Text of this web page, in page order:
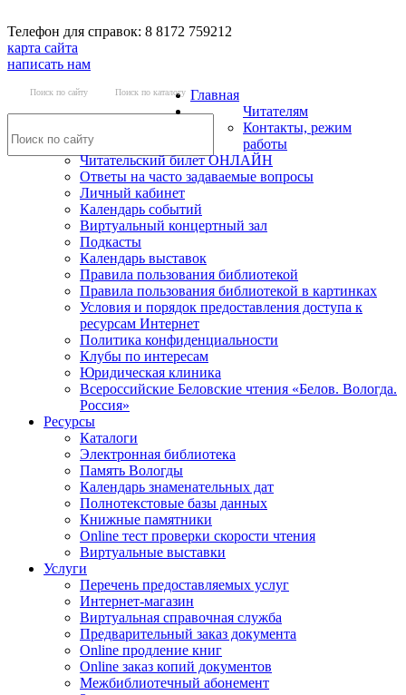
Телефон для справок: 8 8172 759212
карта сайта
написать нам
Поиск по сайту Поиск по каталогу Главная
Читателям
Контакты, режим
работы
Читательский билет ОНЛАЙН
Ответы на часто задаваемые вопросы
Личный кабинет
Календарь событий
Виртуальный концертный зал
Подкасты
Календарь выставок
Правила пользования библиотекой
Правила пользования библиотекой в картинках
Условия и порядок предоставления доступа к
ресурсам Интернет
Политика конфиденциальности
Клубы по интересам
Юридическая клиника
Всероссийские Беловские чтения «Белов. Вологда.
Россия»
Ресурсы
Каталоги
Электронная библиотека
Память Вологды
Календарь знаменательных дат
Полнотекстовые базы данных
Книжные памятники
Online тест проверки скорости чтения
Виртуальные выставки
Услуги
Перечень предоставляемых услуг
Интернет-магазин
Виртуальная справочная служба
Предварительный заказ документа
Online продление книг
Online заказ копий документов
Межбиблиотечный абонемент